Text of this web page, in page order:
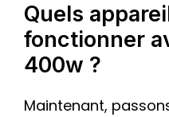
Quels
fonctionner
400w ?
Maintenant,